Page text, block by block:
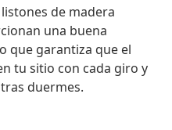
de madera
una buena
que garantiza que el
tu sitio con cada giro y
duermes.